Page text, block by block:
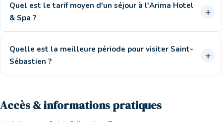
Quel est le tarif moyen d'un séjour à l'Arima Hotel
& Spa ?
Quelle est la meilleure période pour visiter Saint-
Sébastien ?
Accès & informations pratiques